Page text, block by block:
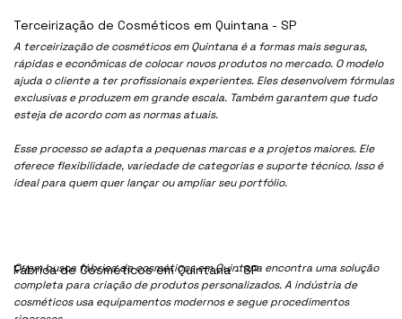
A terceirização de cosméticos em Quintana é a formas mais seguras,
rápidas e econômicas de colocar novos produtos no mercado. O modelo
ajuda o cliente a ter profissionais experientes. Eles desenvolvem fórmulas
exclusivas e produzem em grande escala. Também garantem que tudo
esteja de acordo com as normas atuais.
Esse processo se adapta a pequenas marcas e a projetos maiores. Ele
oferece flexibilidade, variedade de categorias e suporte técnico. Isso é
ideal para quem quer lançar ou ampliar seu portfólio.
Quem busca fábrica de cosméticos em Quintana encontra uma solução
completa para criação de produtos personalizados. A indústria de
cosméticos usa equipamentos modernos e segue procedimentos
Fábrica de Cosméticos em Quintana - SP
Terceirização de Cosméticos em Quintana - SP